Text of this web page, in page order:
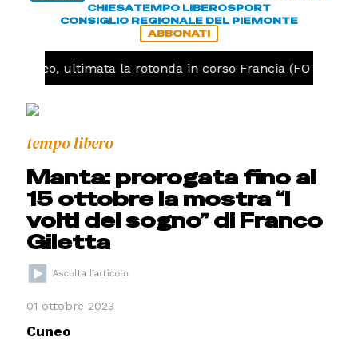
CHIESATEMPO LIBEROSPORT
CONSIGLIO REGIONALE DEL PIEMONTE
ABBONATI
Cuneo, ultimata la rotonda in corso Francia (FOTO)
tempo libero
Manta: prorogata fino al
15 ottobre la mostra “I
volti del sogno” di Franco
Giletta
01 ottobre 2023
Cuneo